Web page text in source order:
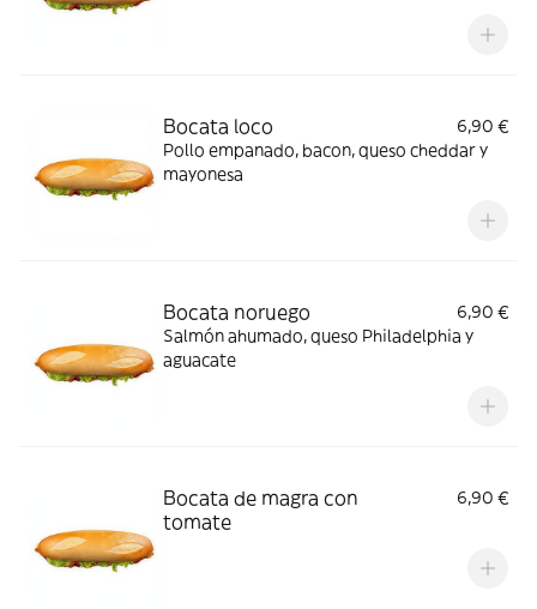
Bocata loco
6,90 €
Pollo empanado, bacon, queso cheddar y
mayonesa
Bocata noruego
6,90 €
Salmón ahumado, queso Philadelphia y
aguacate
Bocata de magra con
tomate
6,90 €